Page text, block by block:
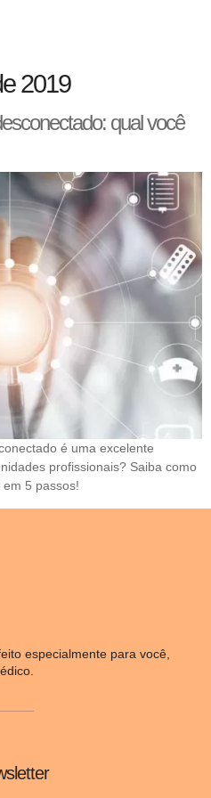
2019
qual você
é uma excelente
profissionais? Saiba como
5 passos!
especialmente para você,